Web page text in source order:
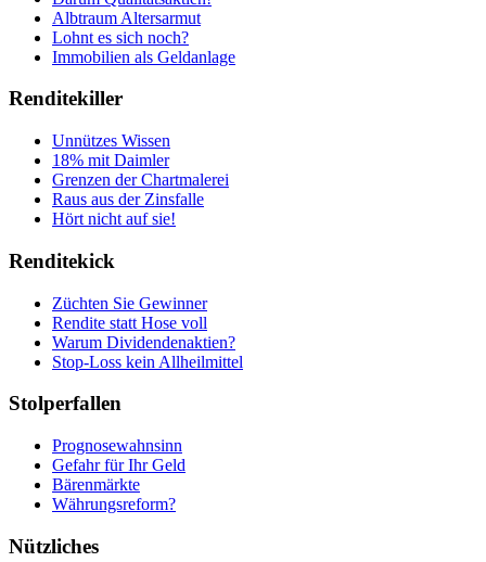
Albtraum Altersarmut
Lohnt es sich noch?
Immobilien als Geldanlage
Renditekiller
Unnützes Wissen
18% mit Daimler
Grenzen der Chartmalerei
Raus aus der Zinsfalle
Hört nicht auf sie!
Renditekick
Züchten Sie Gewinner
Rendite statt Hose voll
Warum Dividendenaktien?
Stop-Loss kein Allheilmittel
Stolperfallen
Prognosewahnsinn
Gefahr für Ihr Geld
Bärenmärkte
Währungsreform?
Nützliches